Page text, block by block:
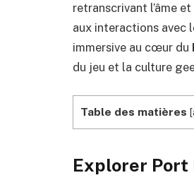
retranscrivant l’âme
aux interactions avec
immersive au cœur du
du jeu et la culture
Table des matières [
Explorer Port